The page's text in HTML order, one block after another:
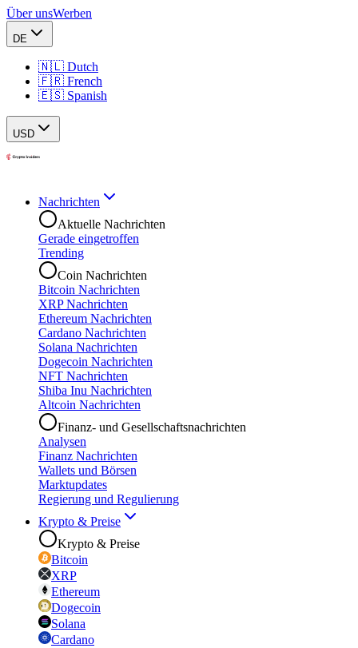
Über unsWerben
DE
🇳🇱 Dutch
🇫🇷 French
🇪🇸 Spanish
USD
Nachrichten
Aktuelle Nachrichten
Gerade eingetroffen
Trending
Coin Nachrichten
Bitcoin Nachrichten
XRP Nachrichten
Ethereum Nachrichten
Cardano Nachrichten
Solana Nachrichten
Dogecoin Nachrichten
NFT Nachrichten
Shiba Inu Nachrichten
Altcoin Nachrichten
Finanz- und Gesellschaftsnachrichten
Analysen
Finanz Nachrichten
Wallets und Börsen
Marktupdates
Regierung und Regulierung
Krypto & Preise
Krypto & Preise
Bitcoin
XRP
Ethereum
Dogecoin
Solana
Cardano